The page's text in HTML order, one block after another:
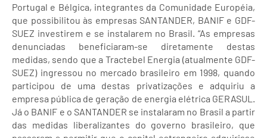
Portugal e Bélgica, integrantes da Comunidade Européia,
que possibilitou às empresas SANTANDER, BANIF e GDF-
SUEZ investirem e se instalarem no Brasil. “As empresas
denunciadas beneficiaram-se diretamente destas
medidas, sendo que a Tractebel Energia (atualmente GDF-
SUEZ) ingressou no mercado brasileiro em 1998, quando
participou de uma destas privatizações e adquiriu a
empresa pública de geração de energia elétrica GERASUL.
Já o BANIF e o SANTANDER se instalaram no Brasil a partir
das medidas liberalizantes do governo brasileiro, que